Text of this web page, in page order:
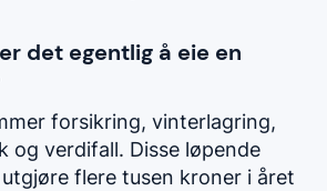
det egentlig å eie en
forsikring, vinterlagring,
og verdifall. Disse løpende
flere tusen kroner i året